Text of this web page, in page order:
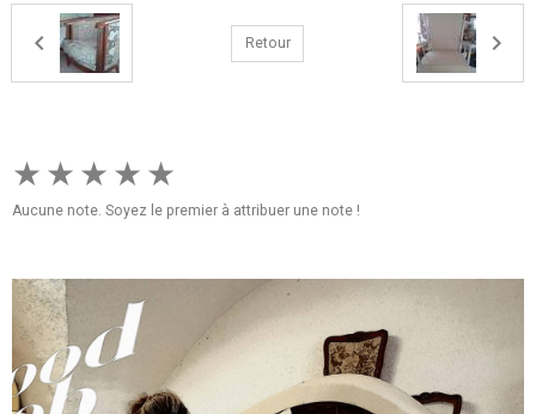
Retour
★ ★ ★ ★ ★
Aucune note. Soyez le premier à attribuer une note !